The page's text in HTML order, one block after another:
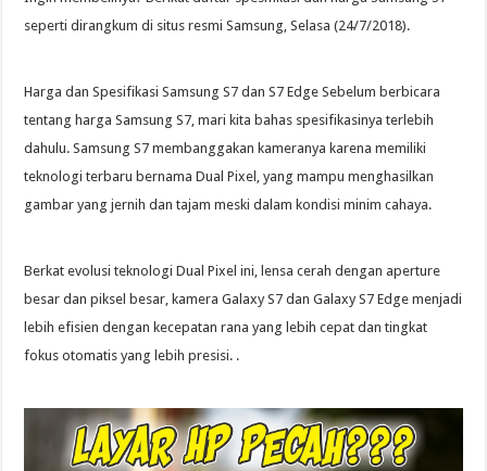
seperti dirangkum di situs resmi Samsung, Selasa (24/7/2018).
Harga dan Spesifikasi Samsung S7 dan S7 Edge Sebelum berbicara
tentang harga Samsung S7, mari kita bahas spesifikasinya terlebih
dahulu. Samsung S7 membanggakan kameranya karena memiliki
teknologi terbaru bernama Dual Pixel, yang mampu menghasilkan
gambar yang jernih dan tajam meski dalam kondisi minim cahaya.
Berkat evolusi teknologi Dual Pixel ini, lensa cerah dengan aperture
besar dan piksel besar, kamera Galaxy S7 dan Galaxy S7 Edge menjadi
lebih efisien dengan kecepatan rana yang lebih cepat dan tingkat
fokus otomatis yang lebih presisi. .